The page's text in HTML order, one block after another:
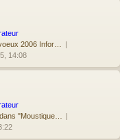
2006 Infor…
14:08
"Moustique…